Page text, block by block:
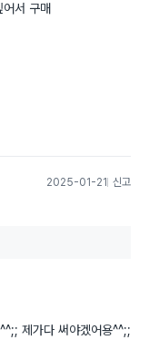
서 구매
2025-01-21 신고
제가다 써야겠어용^^;;